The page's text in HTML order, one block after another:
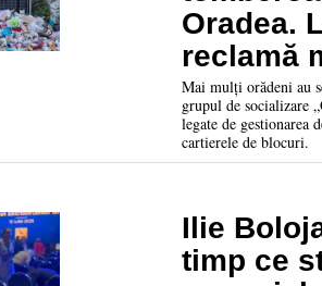
Oradea.
reclamă
RER
situația
Mai mulți orădeni au
grupul de socializare
legate de gestionarea
cartierele de blocuri.
Ilie
timp ce